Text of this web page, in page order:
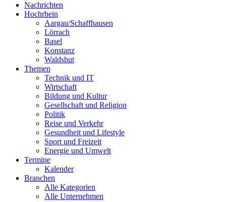
Nachrichten
Hochrhein
Aargau/Schaffhausen
Lörrach
Basel
Konstanz
Waldshut
Themen
Technik und IT
Wirtschaft
Bildung und Kultur
Gesellschaft und Religion
Politik
Reise und Verkehr
Gesundheit und Lifestyle
Sport und Freizeit
Energie und Umwelt
Termine
Kalender
Branchen
Alle Kategorien
Alle Unternehmen